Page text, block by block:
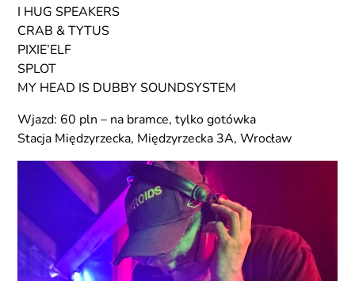
I HUG SPEAKERS
CRAB & TYTUS
PIXIE’ELF
SPLOT
MY HEAD IS DUBBY SOUNDSYSTEM
Wjazd: 60 pln – na bramce, tylko gotówka
Stacja Międzyrzecka, Międzyrzecka 3A, Wrocław